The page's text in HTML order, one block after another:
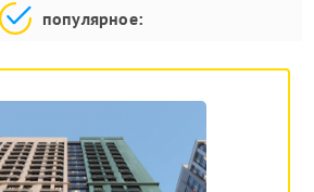
популярное: